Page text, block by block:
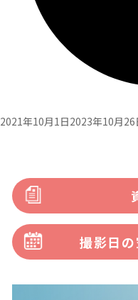
2021年10月1日2023年10月26
撮影日の